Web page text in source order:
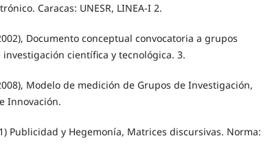
Caracas: UNESR, LINEA-I 2.
Documento conceptual convocatoria a grupos
científica y tecnológica. 3.
Modelo de medición de Grupos de Investigación,
Innovación.
Publicidad y Hegemonía, Matrices discursivas. Norma: